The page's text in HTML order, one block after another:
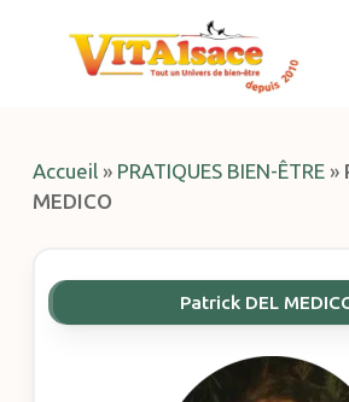
Accueil» PRATIQUES BIEN-ÊTRE»
MEDICO
Patrick DEL